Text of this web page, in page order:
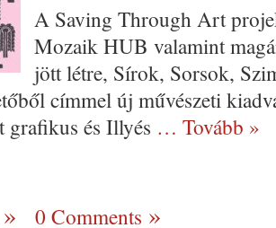
A Saving Through Art
Mozaik HUB valamint
jött létre, Sírok, Sorsok,
címmel új művészeti
grafikus és Illyés … Tovább »
0 Comments